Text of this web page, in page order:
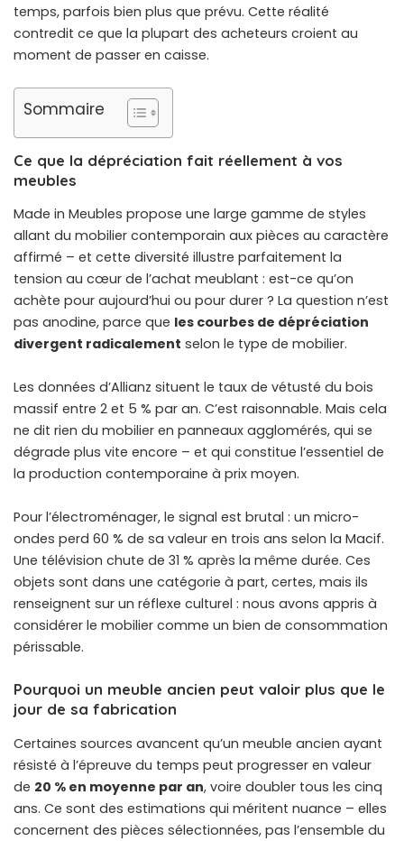
temps, parfois bien plus que prévu. Cette réalité
contredit ce que la plupart des acheteurs croient au
moment de passer en caisse.
Sommaire
Ce que la dépréciation fait réellement à vos
meubles
Made in Meubles propose une large gamme de styles
allant du mobilier contemporain aux pièces au caractère
affirmé – et cette diversité illustre parfaitement la
tension au cœur de l’achat meublant : est-ce qu’on
achète pour aujourd’hui ou pour durer ? La question n’est
pas anodine, parce que les courbes de dépréciation
divergent radicalement selon le type de mobilier.
Les données d’Allianz situent le taux de vétusté du bois
massif entre 2 et 5 % par an. C’est raisonnable. Mais cela
ne dit rien du mobilier en panneaux agglomérés, qui se
dégrade plus vite encore – et qui constitue l’essentiel de
la production contemporaine à prix moyen.
Pour l’électroménager, le signal est brutal : un micro-
ondes perd 60 % de sa valeur en trois ans selon la Macif.
Une télévision chute de 31 % après la même durée. Ces
objets sont dans une catégorie à part, certes, mais ils
renseignent sur un réflexe culturel : nous avons appris à
considérer le mobilier comme un bien de consommation
périssable.
Pourquoi un meuble ancien peut valoir plus que le
jour de sa fabrication
Certaines sources avancent qu’un meuble ancien ayant
résisté à l’épreuve du temps peut progresser en valeur
de 20 % en moyenne par an, voire doubler tous les cinq
ans. Ce sont des estimations qui méritent nuance – elles
concernent des pièces sélectionnées, pas l’ensemble du